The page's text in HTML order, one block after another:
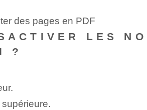
des pages en PDF
LES
?